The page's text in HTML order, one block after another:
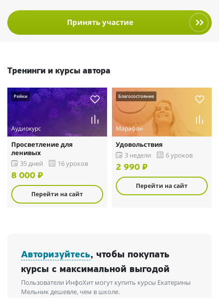
Принять участие
Тренинги и курсы автора
Рейки
Аудиокурс
Просветление для
ленивых
35 дней 16 уроков
8 000 ₽
Перейти на сайт
Благосостояние
Марафон
Удовольствия
3 недели 6 уроков
2 990 ₽
Перейти на сайт
Авторизуйтесь, чтобы покупать
курсы с максимальной выгодой
Пользователи ИнфоХит могут купить курсы Екатерины
Мельник дешевле, чем в школе.